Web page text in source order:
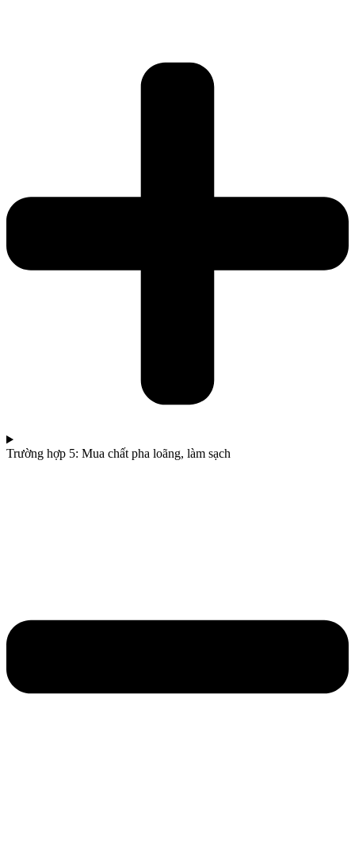
Trường hợp 5: Mua chất pha loãng, làm sạch